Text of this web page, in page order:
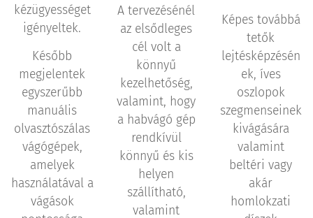
kézügyességet
igényeltek.
Később
megjelentek
egyszerűbb
manuális
olvasztószálas
vágógépek,
amelyek
használatával a
vágások
A tervezésénél
az elsődleges
cél volt a
könnyű
kezelhetőség,
valamint, hogy
a habvágó gép
rendkívül
könnyű és kis
helyen
szállítható,
valamint
Képes továbbá
tetők
lejtésképzésén
ek, íves
oszlopok
szegmenseinek
kivágására
valamint
beltéri vagy
akár
homlokzati